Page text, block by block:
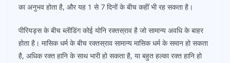
का अनुभव होता है, और यह 1 से 7 दिनों के बीच कहीं भी रह सकता है।
पीरियड्स के बीच ब्लीडिंग कोई योनि रक्तस्राव है जो सामान्य अवधि के बाहर
होता है। मासिक धर्म के बीच रक्तस्राव सामान्य मासिक धर्म के समान हो सकता
है, अधिक रक्त हानि के साथ भारी हो सकता है, या बहुत हल्का रक्त हानि हो